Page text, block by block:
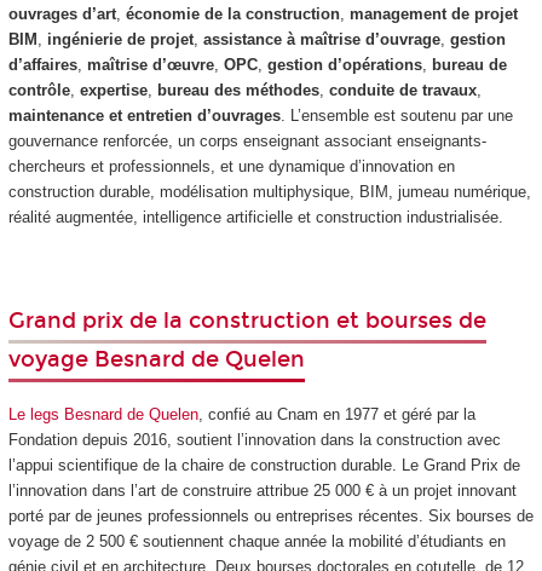
ouvrages d’art, économie de la construction, management de projet
BIM , ingénierie de projet, assistance à maîtrise d’ouvrage, gestion
d’affaires, maîtrise d’œuvre, OPC, gestion d’opérations, bureau de
contrôle, expertise, bureau des méthodes, conduite de travaux,
maintenance et entretien d’ouvrages. L’ensemble est soutenu par une
gouvernance renforcée, un corps enseignant associant enseignants-
chercheurs et professionnels, et une dynamique d’innovation en
construction durable, modélisation multiphysique, BIM, jumeau numérique,
réalité augmentée, intelligence artificielle et construction industrialisée.
Grand prix de la construction et bourses de
voyage Besnard de Quelen
Le legs Besnard de Quelen, confié au Cnam en 1977 et géré par la
Fondation depuis 2016, soutient l’innovation dans la construction avec
l’appui scientifique de la chaire de construction durable. Le Grand Prix de
l’innovation dans l’art de construire attribue 25 000 € à un projet innovant
porté par de jeunes professionnels ou entreprises récentes. Six bourses de
voyage de 2 500 € soutiennent chaque année la mobilité d’étudiants en
génie civil et en architecture. Deux bourses doctorales en cotutelle, de 12